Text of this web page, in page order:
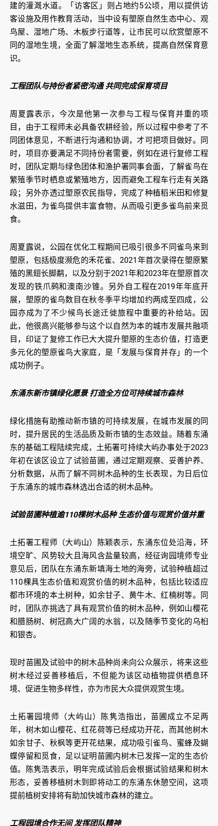
建的灌溉水道。「访客区」则占地约5公顷，用以提供访
客设施及用作教育活动，当中设有塱原自然生态中心、观
鸟屋、湿地广场、木板步行道等，让市民可以欣赏塱原不
同的湿地生境，全面了解湿地生态系统，提高自然保育意
识。
工程团队与持份者紧密沟通 共同完成保育项目
周夏露表示，今次是他第一次参与工程与保育并重的项
目，由于工程师未必具备农耕经验，所以过程中参考了不
同团体意见，不断进行沟通和协调，才可把项目做好。同
时，项目亦要满足不同持份者需要，例如在进行复修工程
时，团队定期与绿色团体和渔护署同事会面，了解雀鸟在
繁殖季节时栖息或繁殖地方，因而避免工程车行走有关路
段；另外亦透过塱原农民指导，完成了种植稻米田和修复
水滋田，为雀鸟提供丰富食物，从而吸引更多雀鸟前来觅
食。
周夏露说，公园在优化工程期间已吸引很多不同雀鸟来到
塱原，包括极度濒危的禾花雀、2021年首次录得在塱原繁
殖的黑翅长脚鹬，以及分别于2021年和2023年在塱原首次
发现的铁爪鹀和澳南沙锥。另外自工程在2019年年底开
展，塱原的雀鸟数目在秋冬季平均增加约两成至四成，公
园亦成为了不少候鸟长途迁徙旅程中重要的补给站。因
此，他很高兴能够参与这个以自然为本的城市发展共融项
目，印证了复修工作已大大提升塱原的生态价值，打造更
多元化的塱原雀鸟大家庭，是「发展与保育并存」的一个
成功例子。
东涌东新市镇绿化愿景 打造全方位可持续城市森林
绿化措施有助推动新市镇的可持续发展，在城市发展的同
时，提升居民的生活品质及新市镇的生态效益。随着东涌
东的基础工程陆续完成，土拓署可持续大屿办事处于2023
年初在该区设立了试验苗圃，通过定期观察、妥善护养、
分析数据，从而了解不同树木品种的生长表现，为日后位
于东涌东的城市森林选出合适的树木品种。
试验苗圃种植逾110棵树木品种 生态价值与观赏价值并重
土拓署工程师（大屿山）陈颖表示，东涌东位处沿海，环
境空旷、风势较大且海风含盐量较高，经征询园境师专业
意见后，团队在东涌东新填海土地的海旁，试验种植超过
110棵具生态价值和观赏价值的树木品种，包括比较适应
都市环境的本土树种，如余甘子、黄牛木、红楠树等。同
时，团队亦挑选了具有观赏价值的树木品种，例如山樱花
和腊肠树、树冠高大广阔的水翁，以及随季节变化的乌桕
和银杏。
现时苗圃及试验中的树木品种尚未向公众展示，将来这些
树木经过妥善移植后，不但能为该区动植物提供栖息环
境、促进生物多样性，亦为市民大众提供观赏生境。
土拓署园境师（大屿山）陈隽浩指出，苗圃成立不足两
年，树木如山樱花、红花荷等已经成功开花，而其他树木
如余甘子、秋枫等更开花结果，成功吸引雀鸟、蜜蜂及蝴
蝶停留和觅食，足以证明苗圃内树木已发挥一定的生态价
值。陈隽浩表示，明年完成试验后会根据试验结果和树木
形态，妥善移植树木到即将动工的东涌东休憩空间，这项
提前植树安排将有助加快城市森林的建立。
工程园境合作无间 发挥团队精神